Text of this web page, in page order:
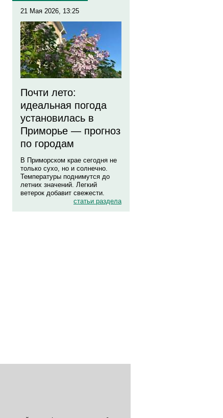
21 Мая 2026, 13:25
Почти лето:
идеальная погода
установилась в
Приморье — прогноз
по городам
В Приморском крае сегодня не
только сухо, но и солнечно.
Температуры поднимутся до
летних значений. Легкий
ветерок добавит свежести.
статьи раздела